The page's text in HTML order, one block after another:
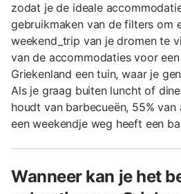
zodat je de ideale
gebruikmaken van de filters om
weekend_trip van je dromen te
van de accommodaties voor
Griekenland een tuin, waar je
Als je graag buiten luncht of
houdt van barbecueën, 55%
een weekendje weg heeft een
Wanneer kan je het